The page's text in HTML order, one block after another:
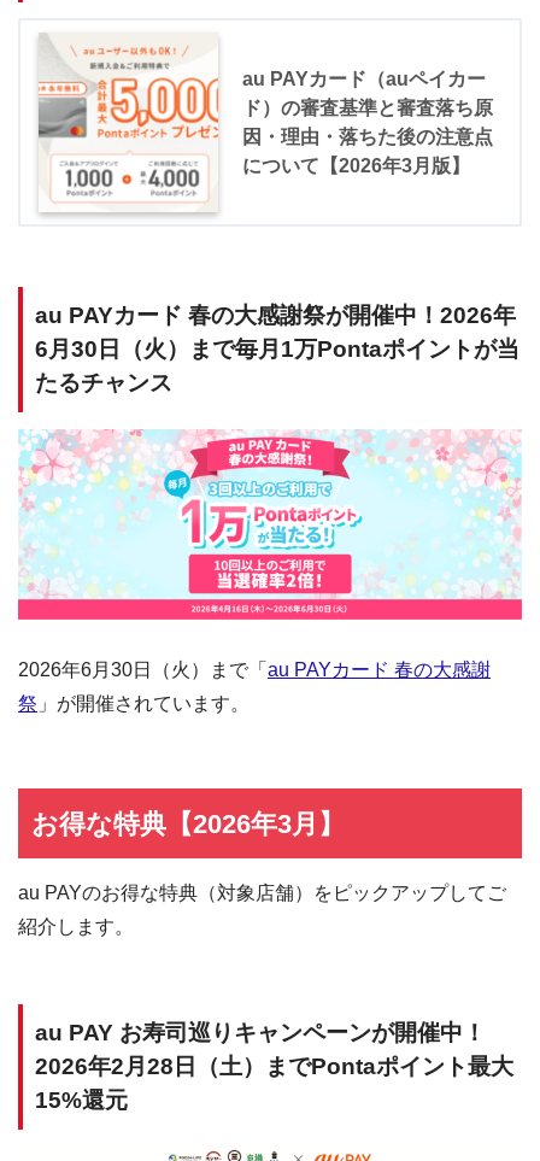
au PAYカード（auペイカー
ド）の審査基準と審査落ち原
因・理由・落ちた後の注意点
について【2026年3月版】
au PAYカード 春の大感謝祭が開催中！2026年
6月30日（火）まで毎月1万Pontaポイントが当
たるチャンス
2026年6月30日（火）まで「 au PAYカード 春の大感謝
祭 」が開催されています。
お得な特典【2026年3月】
au PAYのお得な特典（対象店舗）をピックアップしてご
紹介します。
au PAY お寿司巡りキャンペーンが開催中！
2026年2月28日（土）までPontaポイント最大
15%還元